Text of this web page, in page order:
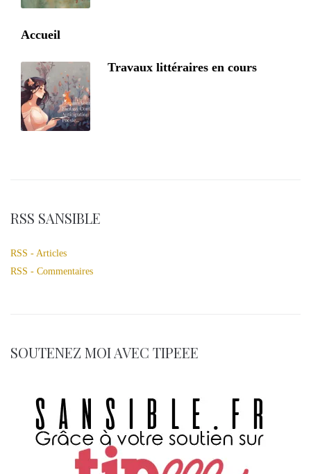
Accueil
Travaux littéraires en cours
RSS SANSIBLE
RSS - Articles
RSS - Commentaires
SOUTENEZ MOI AVEC TIPEEE